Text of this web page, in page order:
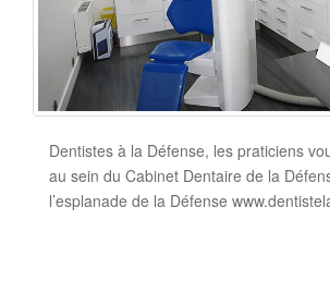
Dentistes à la Défense, les praticiens
au sein du Cabinet Dentaire de la
l’esplanade de la Défense